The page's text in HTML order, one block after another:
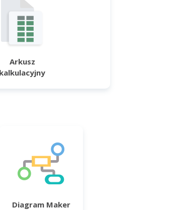
Arkusz
kalkulacyjny
Diagram Maker